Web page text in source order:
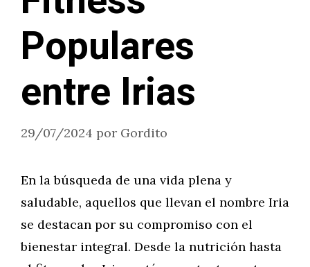
Populares
entre Irias
29/07/2024 por Gordito
En la búsqueda de una vida plena y
saludable, aquellos que llevan el nombre Iria
se destacan por su compromiso con el
bienestar integral. Desde la nutrición hasta